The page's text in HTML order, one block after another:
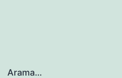
Arama…